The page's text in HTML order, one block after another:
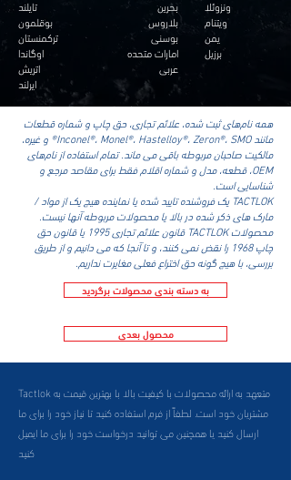
تایلند
بوقلمون
ترکمنستان
اوگاندا
اتریش
ایرلند
بحرین
بلاروس
بوسنی
امارات متحده
عربی
ونزوئلا
ویتنام
برزیل
همه نام‌های ثبت شده، علائم تجاری، حق چاپ و شماره قطعات
مانند Inconel®، Monel®، Hastelloy®، Zeron®، SMO® و غیره،
مالکیت صاحبان مربوطه باقی می ماند. تمام استفاده از نام‌های
OEM، قطعه، مدل و شماره اقلام فقط برای مقاصد مرجع و
شناسایی است.
TACTLOK یک فروشنده تایید شده یا نماینده هیچ یک از مواد /
مارک های ذکر شده در بالا یا محصولات مربوطه آنها نیست.
محصولات TACTLOK قانون علائم تجاری 1995 یا قانون حق
چاپ 1968 را نقض نمی کنند، و تا آنجا که می دانیم و از طریق
بررسی، با هیچ گونه حق اختراع فعلی مغایرت نداریم.
به دسته بندی محصولات برگردید
محصول بعدی
Tactlok متعهد به ارائه محصولات با کیفیت بالا با بهترین قیمت به
مشتریان خود است. لطفاً از فرم استفاده کنید تا نیاز خود را برای ما
ارسال کنید یا همچنین می توانید درخواست خود را برای ما ایمیل
کنید